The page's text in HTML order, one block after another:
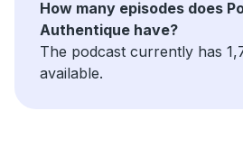
How many episodes does
Authentique have?
The podcast currently has
available.